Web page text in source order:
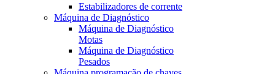
Estabilizadores de corrente
Máquina de Diagnóstico
Máquina de Diagnóstico
Motas
Máquina de Diagnóstico
Pesados